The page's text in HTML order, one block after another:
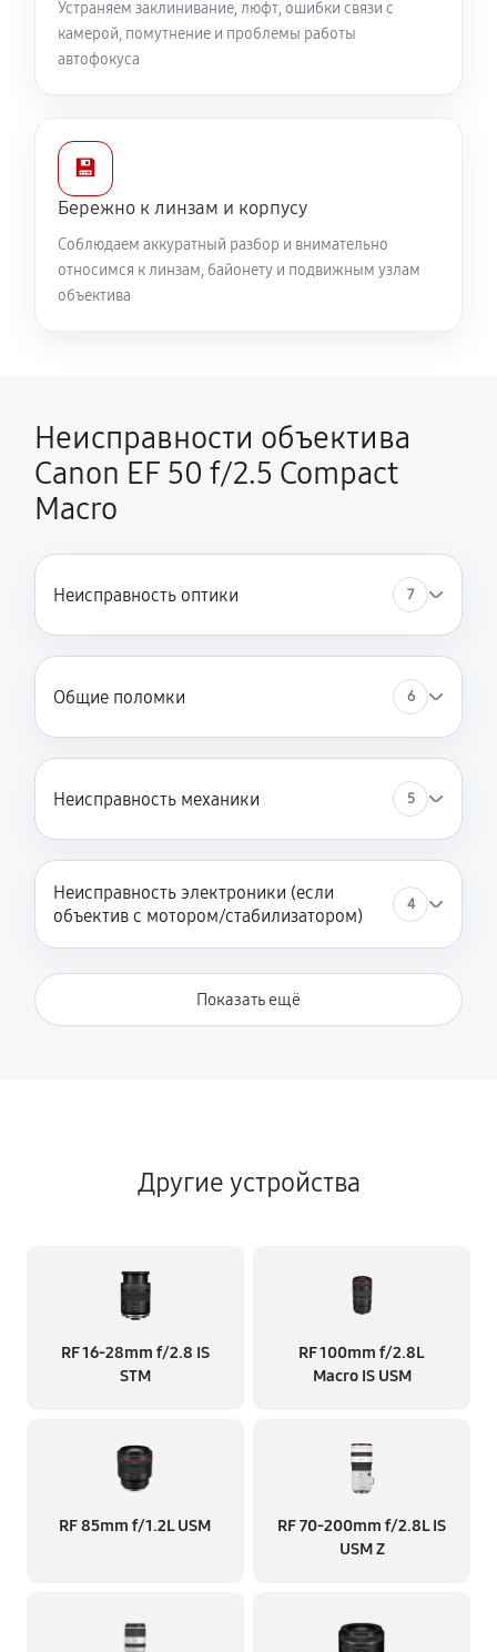
Устраняем заклинивание, люфт, ошибки связи с
камерой, помутнение и проблемы работы
автофокуса
💾
Бережно к линзам и корпусу
Соблюдаем аккуратный разбор и внимательно
относимся к линзам, байонету и подвижным узлам
объектива
Неисправности объектива
Canon EF 50 f/2.5 Compact
Macro
Неисправность оптики 7
Общие поломки 6
Неисправность механики 5
Неисправность электроники (если
объектив с мотором/стабилизатором)
4
Показать ещё
Другие устройства
RF 16‑28mm f/2.8 IS
STM
RF 100mm f/2.8L
Macro IS USM
RF 85mm f/1.2L USM
RF 70‑200mm f/2.8L IS
USM Z